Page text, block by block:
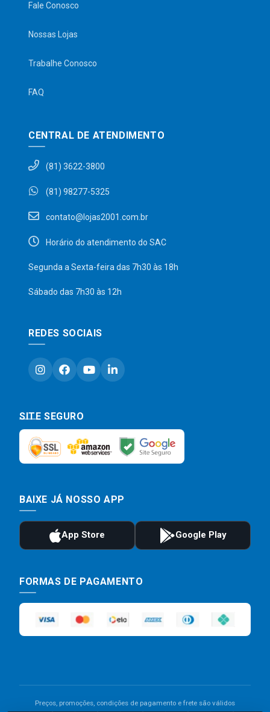
Fale Conosco
Nossas Lojas
Trabalhe Conosco
FAQ
CENTRAL DE ATENDIMENTO
(81) 3622-3800
(81) 98277-5325
contato@lojas2001.com.br
Horário do atendimento do SAC
Segunda a Sexta-feira das 7h30 às 18h
Sábado das 7h30 às 12h
REDES SOCIAIS
SITE SEGURO
BAIXE JÁ NOSSO APP
FORMAS DE PAGAMENTO
Preços, promoções, condições de pagamento e frete são válidos